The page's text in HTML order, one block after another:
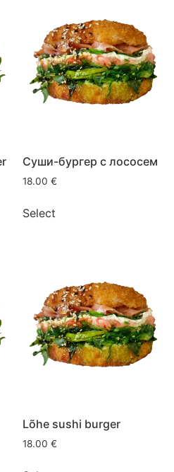
Суши-бургер с лососем
18.00 €
Select
Lõhe sushi burger
18.00 €